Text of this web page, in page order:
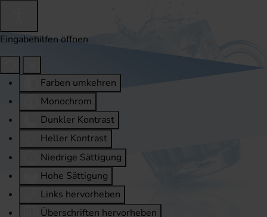
Eingabehilfen öffnen
Farben umkehren
Monochrom
Dunkler Kontrast
Heller Kontrast
Niedrige Sättigung
Hohe Sättigung
Links hervorheben
Überschriften hervorheben